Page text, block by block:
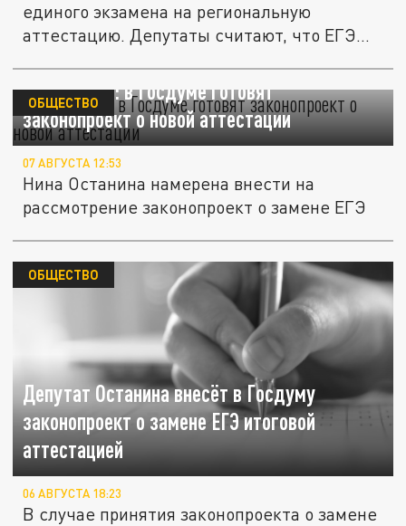
единого экзамена на региональную
аттестацию. Депутаты считают, что ЕГЭ...
Отмена ЕГЭ: в Госдуме готовят
законопроект о новой аттестации
ОБЩЕСТВО
07 АВГУСТА 12:53
Нина Останина намерена внести на
рассмотрение законопроект о замене ЕГЭ
Депутат Останина внесёт в Госдуму
законопроект о замене ЕГЭ итоговой
аттестацией
ОБЩЕСТВО
06 АВГУСТА 18:23
В случае принятия законопроекта о замене